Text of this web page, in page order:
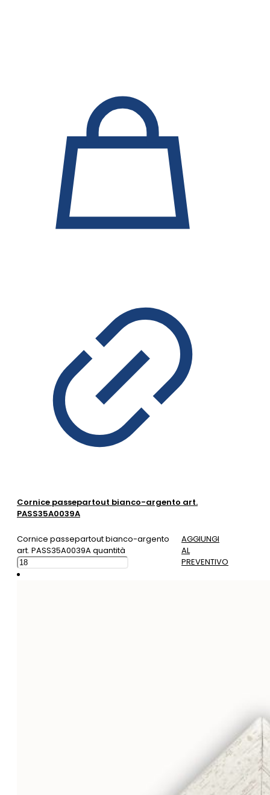
Cornice passepartout bianco-argento art.
PASS35A0039A
Cornice passepartout bianco-argento
art. PASS35A0039A quantità
AGGIUNGI
AL
PREVENTIVO